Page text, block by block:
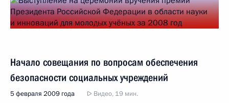
Начало совещания по вопросам обеспечения
безопасности социальных учреждений
5 февраля 2009 года Видео, 19 мин.